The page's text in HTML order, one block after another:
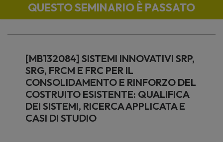
QUESTO SEMINARIO È PASSATO
[MB132084] SISTEMI INNOVATIVI SRP,
SRG, FRCM E FRC PER IL
CONSOLIDAMENTO E RINFORZO DEL
COSTRUITO ESISTENTE: QUALIFICA
DEI SISTEMI, RICERCA APPLICATA E
CASI DI STUDIO